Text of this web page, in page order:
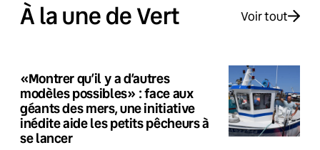
À la une de Vert Voir tout
«Montrer qu’il y a d’autres
modèles possibles» : face aux
géants des mers, une initiative
inédite aide les petits pêcheurs à
se lancer